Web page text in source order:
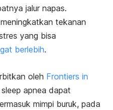
jalur napas.
tekanan
yang bisa
berlebih.
oleh Frontiers in
sleep apnea dapat
mimpi buruk, pada